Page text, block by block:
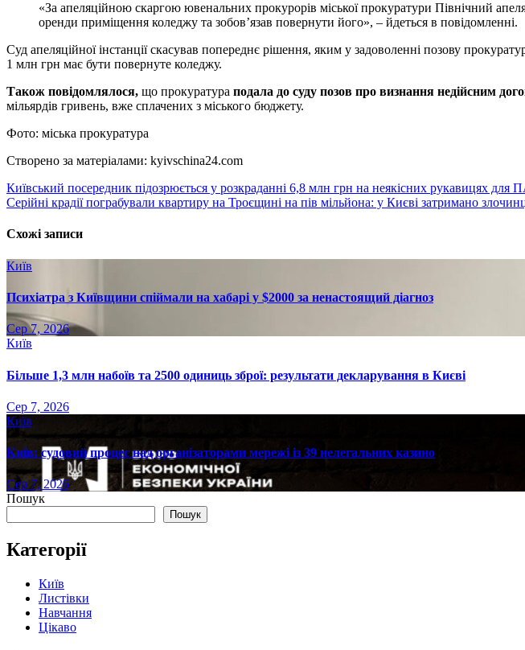
«За апеляційною скаргою ювенальних прокурорів міської прокуратури Північний апеляційний господарський суд підтримав позицію прокуратури та визнав недійсним договір
оренди приміщення коледжу та зобов’язав повернути його», – йдеться в повідомленні.
Суд апеляційної інстанції скасував попереднє рішення, яким у задоволенні позову
1 млн грн має бути повернуте коледжу.
Також повідомлялося, що прокуратура подала до суду позов про визнання недійсним
мільярдів гривень, вже сплачених з міського бюджету.
Фото: міська прокуратура
Створено за матеріалами: kyivschina24.com
Навігація
записів
Київський посередник підозрюється у розкраданні 6,8 млн грн на неякісних рукавицях для
Серійні крадії пограбували квартиру на Троєщині на пів мільйона: у Києві затримано
Схожі записи
Київ
Психіатра з Київщини спіймали на хабарі у $2000 за ненастоящий діагноз
Сер 7, 2026
Київ
Більше 1,3 млн набоїв та 2500 одиниць зброї: результати декларування в Києві
Сер 7, 2026
Київ
Київ: судовий процес над організаторами мережі із 39 нелегальних казино
Сер 7, 2026
Пошук
Пошук
Категорії
Київ
Листівки
Навчання
Цікаво